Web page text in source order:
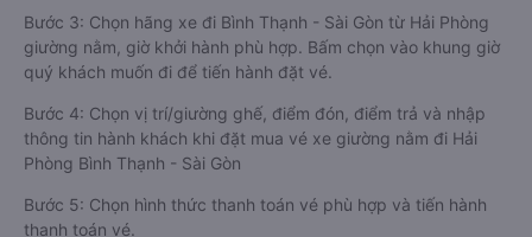
Bước 3: Chọn hãng xe đi Bình Thạnh - Sài Gòn từ Hải Phòng
giường nằm, giờ khởi hành phù hợp. Bấm chọn vào khung giờ
quý khách muốn đi để tiến hành đặt vé.
Bước 4: Chọn vị trí/giường ghế, điểm đón, điểm trả và nhập
thông tin hành khách khi đặt mua vé xe giường nằm đi Hải
Phòng Bình Thạnh - Sài Gòn
Bước 5: Chọn hình thức thanh toán vé phù hợp và tiến hành
thanh toán vé.